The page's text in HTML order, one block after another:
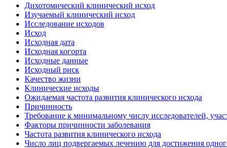
Дихотомический клинический исход
Изучаемый клинический исход
Исследование исходов
Исход
Исходная дата
Исходная когорта
Исходные данные
Исходный риск
Качество жизни
Клинические исходы
Ожидаемая частота развития клинического исхода
Причинность
Требование к минимальному числу исследователей,
Факторы причинности заболевания
Частота развития клинического исхода
Число лиц подвергаемых лечению для достижения